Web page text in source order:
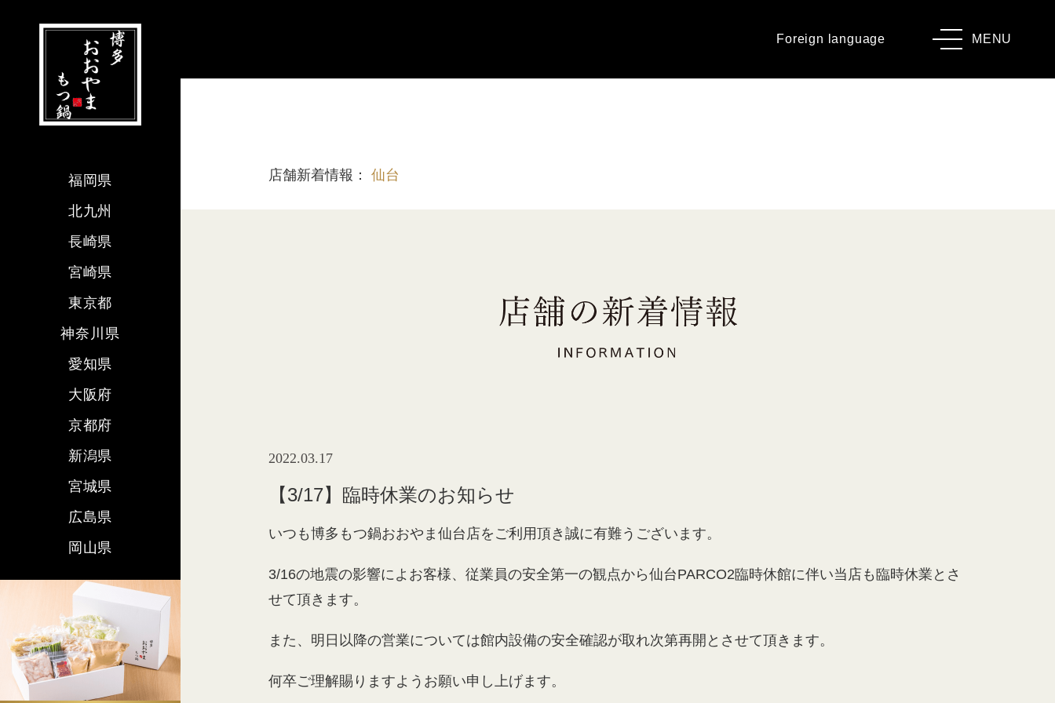
Foreign language MENU
店舗新着情報： 仙台
2022.03.17
【3/17】臨時休業のお知らせ
いつも博多もつ鍋おおやま仙台店をご利用頂き誠に有難うございます。
3/16の地震の影響によお客様、従業員の安全第一の観点から仙台PARCO2臨時休館に伴い当店も臨時休業とさ
せて頂きます。
また、明日以降の営業については館内設備の安全確認が取れ次第再開とさせて頂きます。
何卒ご理解賜りますようお願い申し上げます。
福岡県
北九州
長崎県
宮崎県
東京都
神奈川県
愛知県
大阪府
京都府
新潟県
宮城県
広島県
岡山県